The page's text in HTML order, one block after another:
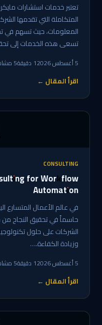
تعتبر خدمات استشارات
المتكاملة التي تقدمها
المعلومات، حيث تسهم في
تسعى هذه الخدمات إلى
5 أغسطس 2026 1 دقيقة 5 مشاهدة
اقرأ المقال ←
CONSULTING
for Workflow
Automation
في عالم الأعمال المتسارع
حاسماً في تحقيق النجاح من
الشركات على حلول
وزيادة الكفاءة.…
5 أغسطس 2026 1 دقيقة 5 مشاهدة
اقرأ المقال ←